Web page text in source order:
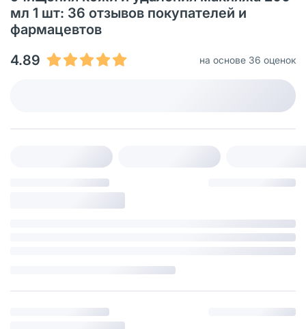
мл 1 шт: 36 отзывов покупателей и
фармацевтов
4.89
на основе 36 оценок